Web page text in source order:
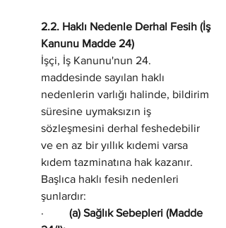
2.2. Haklı Nedenle Derhal Fesih (İş
Kanunu Madde 24)
İşçi, İş Kanunu'nun 24.
maddesinde sayılan haklı
nedenlerin varlığı halinde, bildirim
süresine uymaksızın iş
sözleşmesini derhal feshedebilir
ve en az bir yıllık kıdemi varsa
kıdem tazminatına hak kazanır.
Başlıca haklı fesih nedenleri
şunlardır:
· (a) Sağlık Sebepleri (Madde